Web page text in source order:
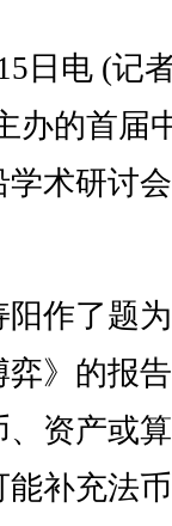
电 (记
办的首届
术研讨
作了题
弈》的报
资产或
补充法